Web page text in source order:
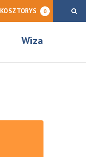
KOSZTORYS 0
Wiza